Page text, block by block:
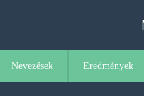
Nevezések Eredmények